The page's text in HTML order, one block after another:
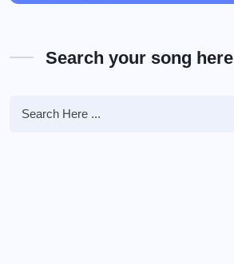
Search your song here